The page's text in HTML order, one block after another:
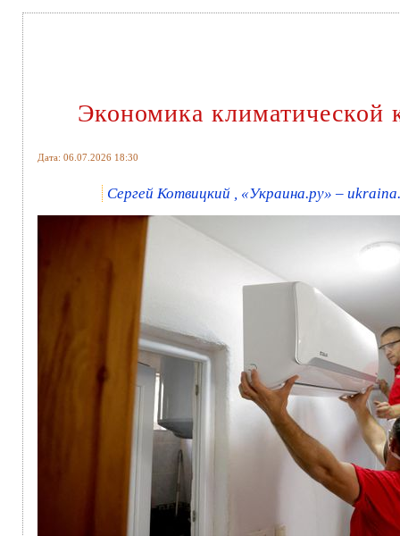
Экономика климатической
Дата: 06.07.2026 18:30
Сергей Котвицкий , «Украина.ру» –